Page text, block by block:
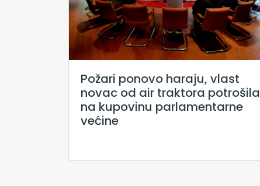
Požari ponovo haraju, vlast
novac od air traktora potrošila
na kupovinu parlamentarne
većine